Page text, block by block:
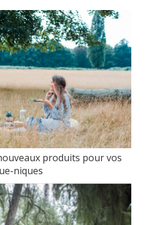
produits pour vos
niques